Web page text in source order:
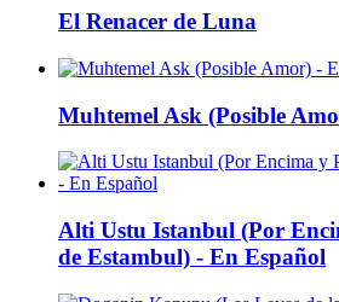
El Renacer de Luna
Muhtemel Ask (Posible
Alti Ustu Istanbul (Por
de Estambul) - En Español